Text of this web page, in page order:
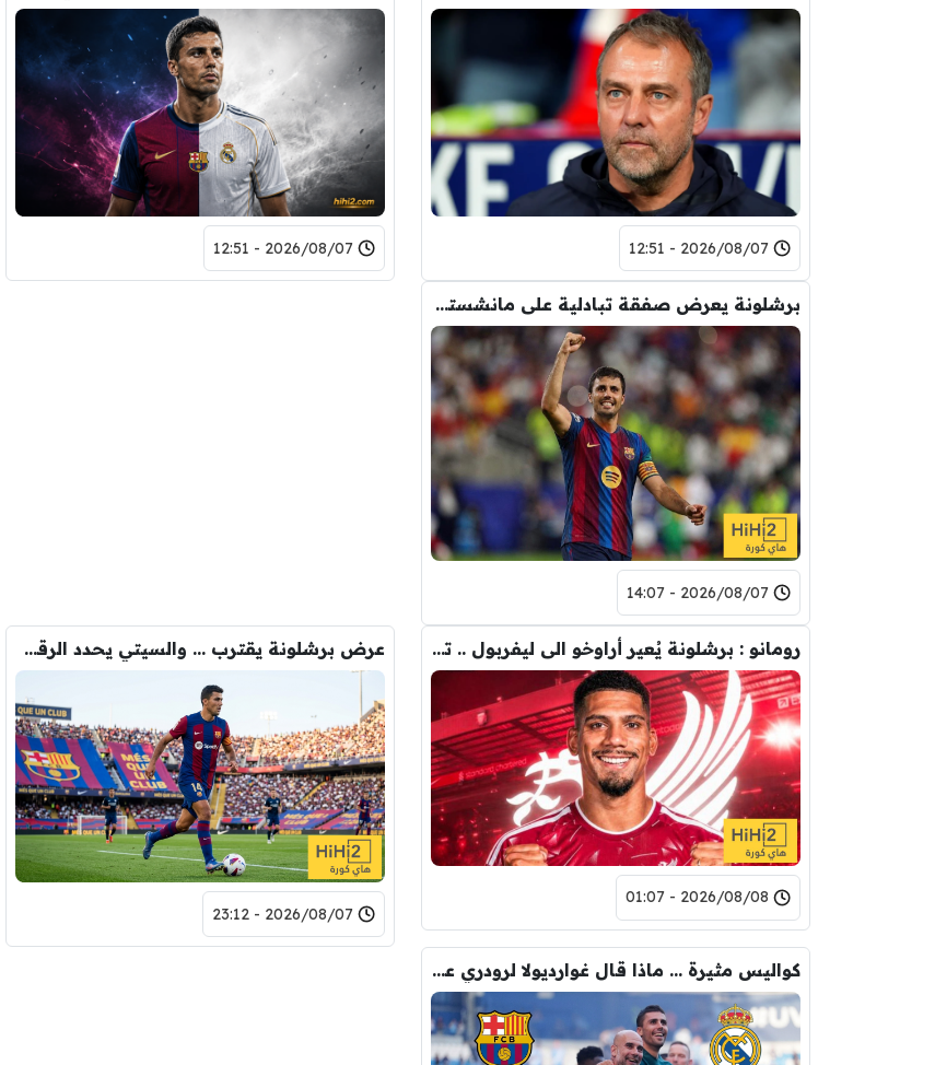
2026/08/07 - 12:51
2026/08/07 - 12:51
برشلونة يعرض صفقة تبادلية على مانشستر سيتي
2026/08/07 - 14:07
رومانو : برشلونة يُعير أراوخو الى ليفربول .. تفاصيل الصفقة
2026/08/08 - 01:07
عرض برشلونة يقترب … والسيتي يحدد الرقم النهائي لبيع رودري
2026/08/07 - 23:12
كواليس مثيرة … ماذا قال غوارديولا لرودري عند استشارته عن ريال مدريد وبرشلونة